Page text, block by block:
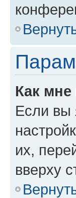
Как
Если вы
их,
вверху